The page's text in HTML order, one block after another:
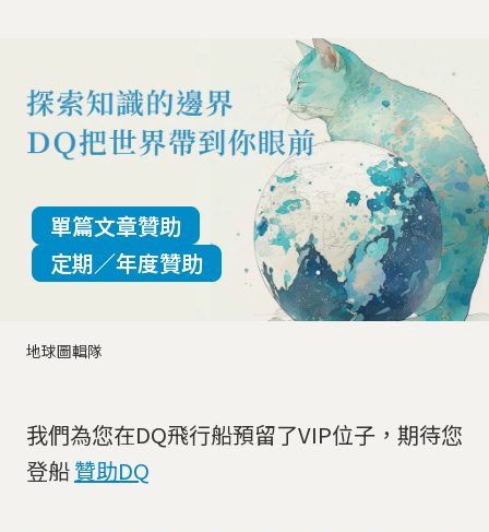
地球圖輯隊
單篇文章贊助
定期／年度贊助
我們為您在DQ飛行船預留了VIP位子，期待您
登船贊助DQ